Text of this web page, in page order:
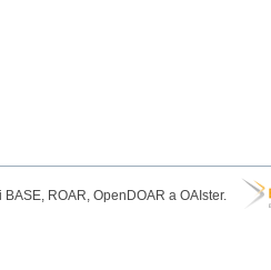
ROAR, OpenDOAR a OAIster.